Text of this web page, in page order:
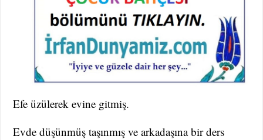
Efe üzülerek evine gitmiş.
Evde düşünmüş taşınmış ve arkadaşına bir ders